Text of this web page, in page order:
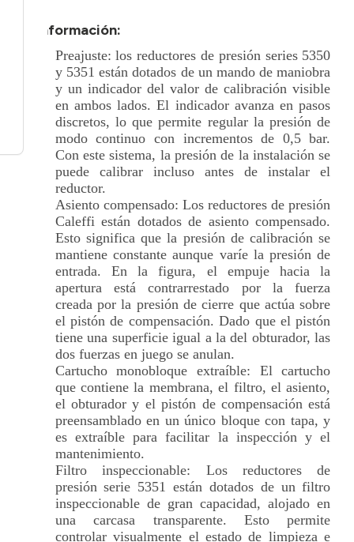
+ Información:
Preajuste: los reductores de presión series 5350
y 5351 están dotados de un mando de maniobra
y un indicador del valor de calibración visible
en ambos lados. El indicador avanza en pasos
discretos, lo que permite regular la presión de
modo continuo con incrementos de 0,5 bar.
Con este sistema, la presión de la instalación se
puede calibrar incluso antes de instalar el
reductor.
Asiento compensado: Los reductores de presión
Caleffi están dotados de asiento compensado.
Esto significa que la presión de calibración se
mantiene constante aunque varíe la presión de
entrada. En la figura, el empuje hacia la
apertura está contrarrestado por la fuerza
creada por la presión de cierre que actúa sobre
el pistón de compensación. Dado que el pistón
tiene una superficie igual a la del obturador, las
dos fuerzas en juego se anulan.
Cartucho monobloque extraíble: El cartucho
que contiene la membrana, el filtro, el asiento,
el obturador y el pistón de compensación está
preensamblado en un único bloque con tapa, y
es extraíble para facilitar la inspección y el
mantenimiento.
Filtro inspeccionable: Los reductores de
presión serie 5351 están dotados de un filtro
inspeccionable de gran capacidad, alojado en
una carcasa transparente. Esto permite
controlar visualmente el estado de limpieza e